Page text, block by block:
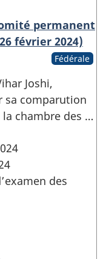
permanent
février 2024)
Fédérale
Joshi,
sa comparution
chambre des …
des